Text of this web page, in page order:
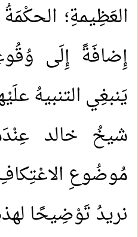
العَظِيمةِ؛
إِضافَةً إِلَى
يَنبغِي التنبيهُ
شيخُ خالد
مُوضُوعِ
نريدُ تَوْضِيحًا